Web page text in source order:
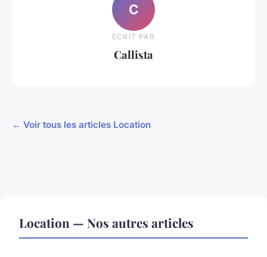
C
ECRIT PAR
Callista
← Voir tous les articles Location
Location — Nos autres articles